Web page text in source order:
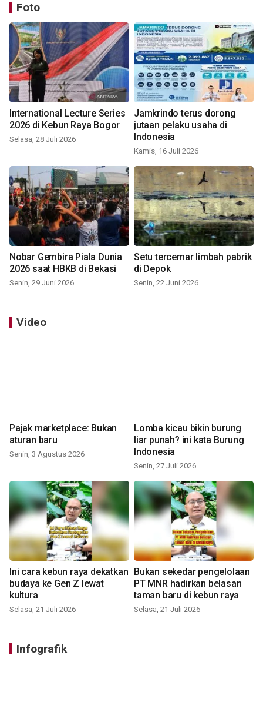
Foto
International Lecture Series
2026 di Kebun Raya Bogor
Selasa, 28 Juli 2026
Jamkrindo terus dorong
jutaan pelaku usaha di
Indonesia
Kamis, 16 Juli 2026
Nobar Gembira Piala Dunia
2026 saat HBKB di Bekasi
Senin, 29 Juni 2026
Setu tercemar limbah pabrik
di Depok
Senin, 22 Juni 2026
Video
Pajak marketplace: Bukan
aturan baru
Senin, 3 Agustus 2026
Lomba kicau bikin burung
liar punah? ini kata Burung
Indonesia
Senin, 27 Juli 2026
Ini cara kebun raya dekatkan
budaya ke Gen Z lewat
kultura
Selasa, 21 Juli 2026
Bukan sekedar pengelolaan
PT MNR hadirkan belasan
taman baru di kebun raya
Selasa, 21 Juli 2026
Infografik